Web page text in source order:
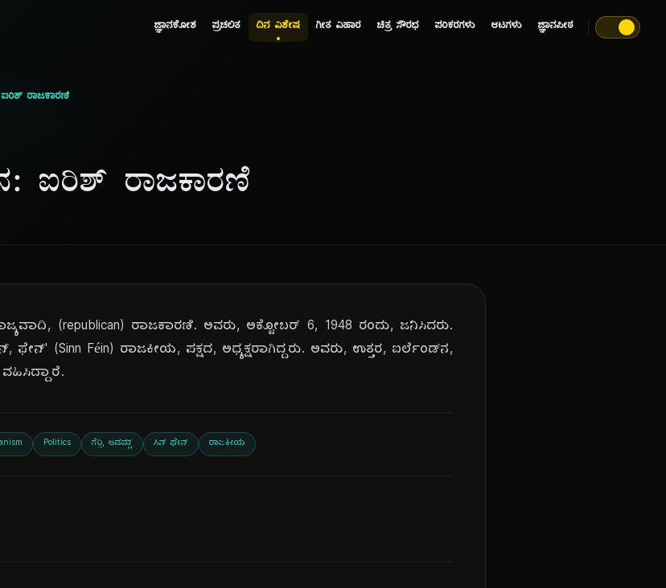
ಜ್ಞಾನಕೋಶ ಪ್ರಚಲಿತ ದಿನ ವಿಶೇಷ ಗೀತ ವಿಹಾರ ಚಿತ್ರ ಸೌರಭ ಪರಿಕರಗಳು ಆಟಗಳು ಜ್ಞಾನಪೀಠ
ಐರಿಶ್ ರಾಜಕಾರಣಿ
ಐರಿಶ್ ರಾಜಕಾರಣಿ
(republican) ರಾಜಕಾರಣಿ. ಅವರು, ಅಕ್ಟೋಬರ್ 6, 1948 ರಂದು, ಜನಿಸಿದರು.
ಫೇನ್' (Sinn Féin) ರಾಜಕೀಯ, ಪಕ್ಷದ, ಅಧ್ಯಕ್ಷರಾಗಿದ್ದರು. ಅವರು, ಉತ್ತರ, ಐರ್ಲೆಂಡ್‌ನ,
Politics ಗೆರ್ರಿ ಆಡಮ್ಸ್ ಸಿನ್ ಫೇನ್ ರಾಜಕೀಯ